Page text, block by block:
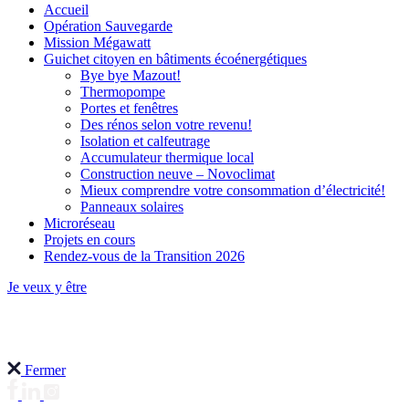
Accueil
Opération Sauvegarde
Mission Mégawatt
Guichet citoyen en bâtiments écoénergétiques
Bye bye Mazout!
Thermopompe
Portes et fenêtres
Des rénos selon votre revenu!
Isolation et calfeutrage
Accumulateur thermique local
Construction neuve – Novoclimat
Mieux comprendre votre consommation d’électricité!
Panneaux solaires
Microréseau
Projets en cours
Rendez-vous de la Transition 2026
Je veux y être
Fermer